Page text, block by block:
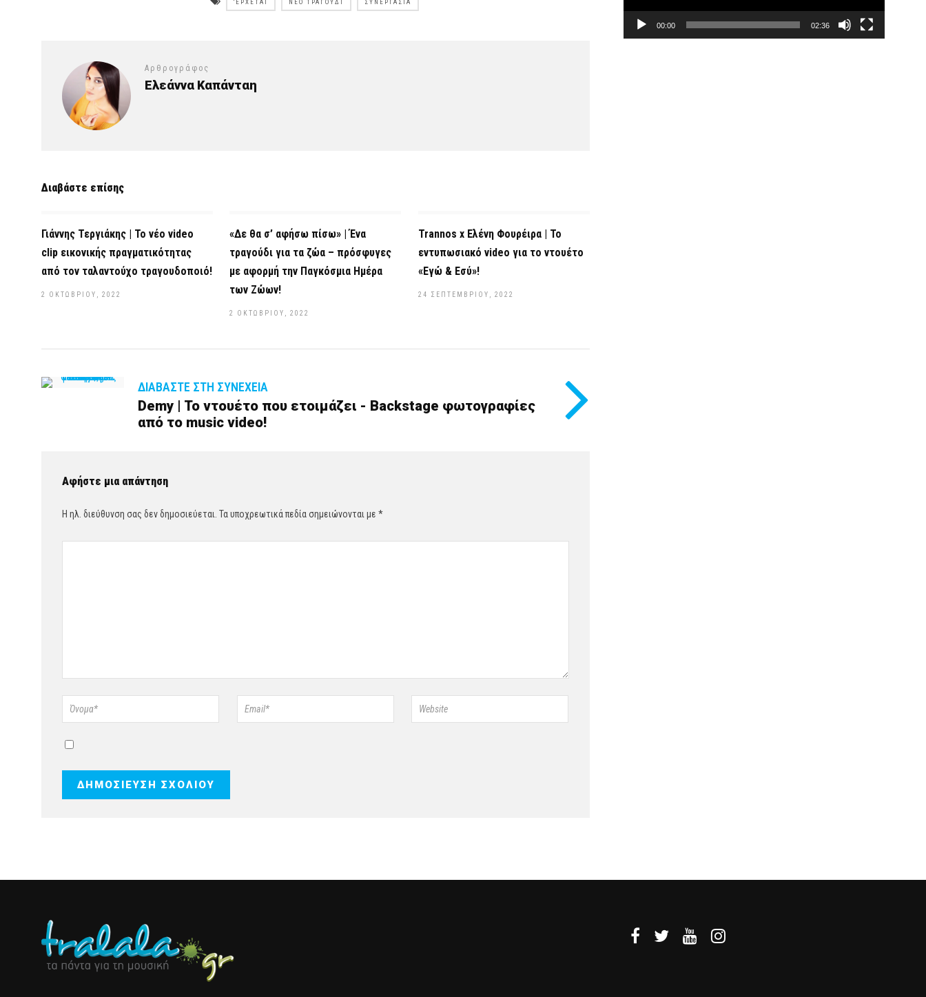
'ΕΡΧΕΤΑΙ ΝΈΟ ΤΡΑΓΟΎΔΙ ΣΥΝΕΡΓΑΣΊΑ
Αρθρογράφος
Ελεάννα Καπάνταη
Διαβάστε επίσης
Γιάννης Τεργιάκης | Το νέο video
clip εικονικής πραγματικότητας
από τον ταλαντούχο τραγουδοποιό!
2 ΟΚΤΩΒΡΊΟΥ, 2022
«Δε θα σ’ αφήσω πίσω» | Ένα
τραγούδι για τα ζώα – πρόσφυγες
με αφορμή την Παγκόσμια Ημέρα
των Ζώων!
2 ΟΚΤΩΒΡΊΟΥ, 2022
Trannos x Ελένη Φουρέιρα | Το
εντυπωσιακό video για το ντουέτο
«Εγώ & Εσύ»!
24 ΣΕΠΤΕΜΒΡΊΟΥ, 2022
ΔΙΑΒΆΣΤΕ ΣΤΗ ΣΥΝΈΧΕΙΑ
Demy | Το ντουέτο που ετοιμάζει - Backstage φωτογραφίες
από το music video!
Αφήστε μια απάντηση
Η ηλ. διεύθυνση σας δεν δημοσιεύεται. Τα υποχρεωτικά πεδία σημειώνονται με *
00:00 02:36